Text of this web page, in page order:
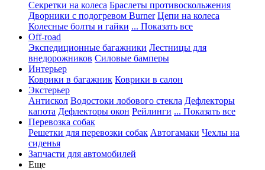
Секретки на колеса Браслеты противоскольжения
Дворники с подогревом Burner Цепи на колеса
Колесные болты и гайки ... Показать все
Off-road
Экспедиционные багажники Лестницы для
внедорожников Силовые бамперы
Интерьер
Коврики в багажник Коврики в салон
Экстерьер
Антискол Водостоки лобового стекла Дефлекторы
капота Дефлекторы окон Рейлинги ... Показать все
Перевозка собак
Решетки для перевозки собак Автогамаки Чехлы на
сиденья
Запчасти для автомобилей
Еще